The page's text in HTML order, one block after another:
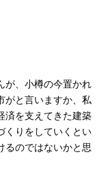
が、小樽の今置かれ
がと言いますか、私
済を支えてきた建築
くりをしていくとい
るのではないかと思